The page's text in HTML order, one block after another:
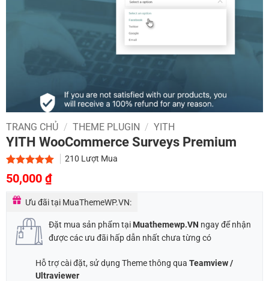
TRANG CHỦ / THEME PLUGIN / YITH
YITH WooCommerce Surveys Premium
5.00 trên 5
dựa trên
2
210 Lượt Mua
Giá
gốc
là:
800,000 ₫.
50,000 ₫Giá
tại
là:
50,000 ₫.
Ưu đãi tại MuaThemeWP.VN:
Đặt mua sản phẩm tại Muathemewp.VN ngay để nhận
được các ưu đãi hấp dẫn nhất chưa từng có
Hỗ trợ cài đặt, sử dụng Theme thông qua Teamview /
Ultraviewer